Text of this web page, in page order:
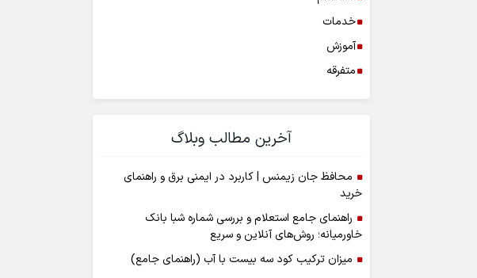
خدمات
آموزش
متفرقه
آخرین مطالب وبلاگ
محافظ جان زیمنس | کاربرد در ایمنی برق و راهنمای
خرید
راهنمای جامع استعلام و بررسی شماره شبا بانک
خاورمیانه؛ روش‌های آنلاین و سریع
میزان ترکیب کود سه بیست با آب (راهنمای جامع)